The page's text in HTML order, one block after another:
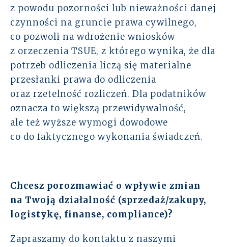
z powodu pozorności lub nieważności danej
czynności na gruncie prawa cywilnego,
co pozwoli na wdrożenie wniosków
z orzeczenia TSUE, z którego wynika, że dla
potrzeb odliczenia liczą się materialne
przesłanki prawa do odliczenia
oraz rzetelność rozliczeń. Dla podatników
oznacza to większą przewidywalność,
ale też wyższe wymogi dowodowe
co do faktycznego wykonania świadczeń.
Chcesz porozmawiać o wpływie zmian
na Twoją działalność (sprzedaż/zakupy,
logistykę, finanse, compliance)?
Zapraszamy do kontaktu z naszymi